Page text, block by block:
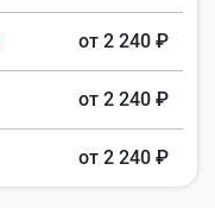
от 2 240 ₽
от 2 240 ₽
от 2 240 ₽